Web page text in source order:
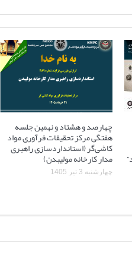
چهارصد و هشتاد و نهمین جلسه
هفتگی مرکز تحقیقات فرآوری مواد
کاشی‌گر (استانداردسازی راهبری
مدار کارخانه مولیبدن)
چهارشنبه 3 تیر 1405